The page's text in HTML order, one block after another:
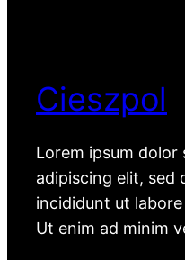
Cieszpol
Lorem ipsum
adipiscing elit, sed
incididunt ut
Ut enim ad minim